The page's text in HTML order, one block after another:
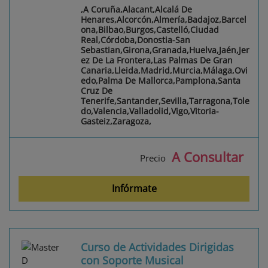
,A Coruña,Alacant,Alcalá De
Henares,Alcorcón,Almería,Badajoz,Barcel
ona,Bilbao,Burgos,Castelló,Ciudad
Real,Córdoba,Donostia-San
Sebastian,Girona,Granada,Huelva,Jaén,Jer
ez De La Frontera,Las Palmas De Gran
Canaria,Lleida,Madrid,Murcia,Málaga,Ovi
edo,Palma De Mallorca,Pamplona,Santa
Cruz De
Tenerife,Santander,Sevilla,Tarragona,Tole
do,Valencia,Valladolid,Vigo,Vitoria-
Gasteiz,Zaragoza,
Precio A Consultar
Infórmate
Curso de Actividades Dirigidas
con Soporte Musical